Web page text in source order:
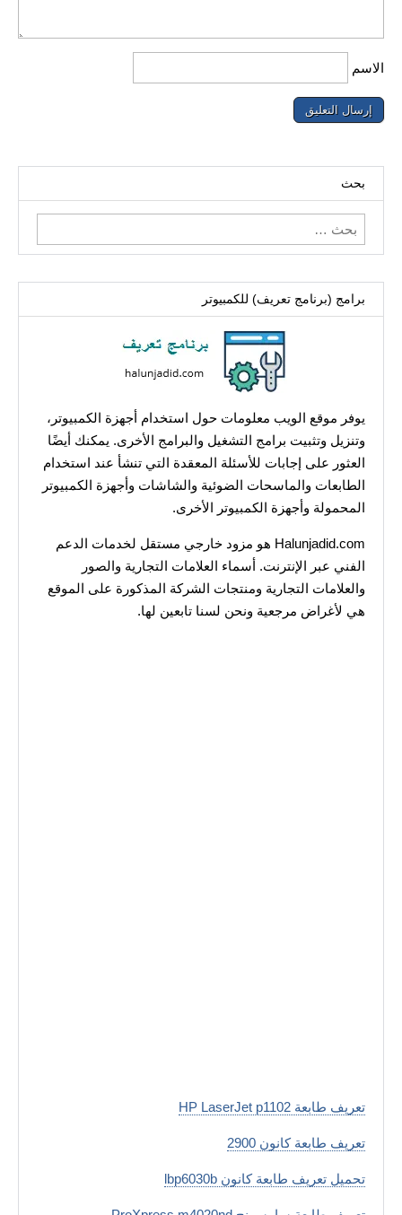
الاسم
بحث
البحث
عن:
برامج (برنامج تعريف) للكمبيوتر
يوفر موقع الويب معلومات حول استخدام أجهزة الكمبيوتر،
وتنزيل وتثبيت برامج التشغيل والبرامج الأخرى. يمكنك أيضًا
العثور على إجابات للأسئلة المعقدة التي تنشأ عند استخدام
الطابعات والماسحات الضوئية والشاشات وأجهزة الكمبيوتر
المحمولة وأجهزة الكمبيوتر الأخرى.
Halunjadid.com هو مزود خارجي مستقل لخدمات الدعم
الفني عبر الإنترنت. أسماء العلامات التجارية والصور
والعلامات التجارية ومنتجات الشركة المذكورة على الموقع
هي لأغراض مرجعية ونحن لسنا تابعين لها.
تعريف طابعة HP LaserJet p1102
تعريف طابعة كانون 2900
تحميل تعريف طابعة كانون lbp6030b